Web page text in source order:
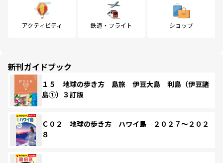
アクティビティ 鉄道・フライト ショップ
新刊ガイドブック
１５ 地球の歩き方 島旅 伊豆大島 利島（伊豆諸
島①）３訂版
Ｃ０２ 地球の歩き方 ハワイ島 ２０２７～２０２
８